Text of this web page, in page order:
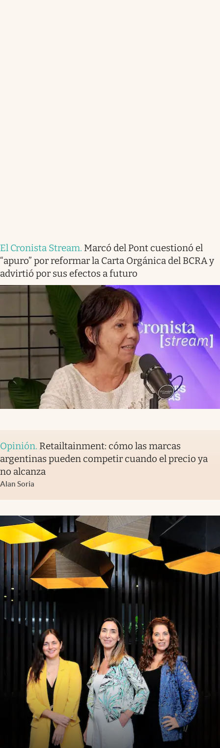
El Cronista Stream. Marcó del Pont cuestionó el
“apuro” por reformar la Carta Orgánica del BCRA y
advirtió por sus efectos a futuro
Opinión. Retailtainment: cómo las marcas
argentinas pueden competir cuando el precio ya
no alcanza
Alan Soria